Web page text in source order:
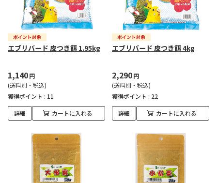
エブリバード 皮つき餌 1.95kg
1,140円
(送料別・税込)
獲得ポイント : 11
詳細 カートに入れる
エブリバード 皮つき餌 4kg
2,290円
(送料別・税込)
獲得ポイント : 22
詳細 カートに入れる